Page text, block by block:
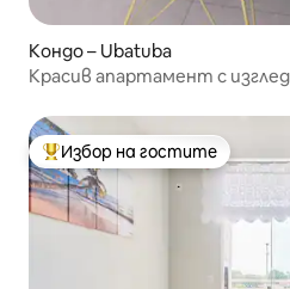
Кондо – Ubatuba
Красив апартамент с
Най-популярен избор на
Избор на гостите